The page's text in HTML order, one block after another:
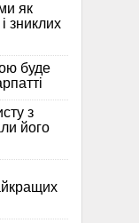
як
зниклих
буде
з
його